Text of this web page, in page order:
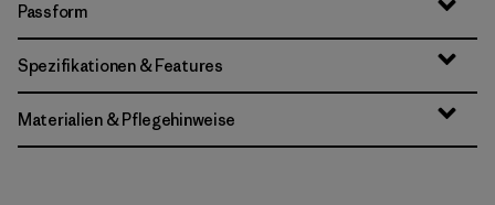
Passform
Spezifikationen & Features
Materialien & Pflegehinweise